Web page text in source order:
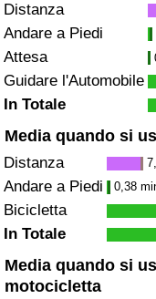
Distanza
Andare a Piedi
Attesa
Guidare l'Automobile
In Totale
Media quando si
Distanza
Andare a Piedi 0,38
Bicicletta
In Totale
Media quando si
motocicletta